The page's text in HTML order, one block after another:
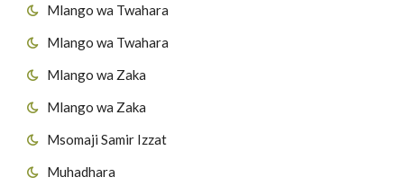
Mlango wa Twahara
Mlango wa Twahara
Mlango wa Zaka
Mlango wa Zaka
Msomaji Samir Izzat
Muhadhara